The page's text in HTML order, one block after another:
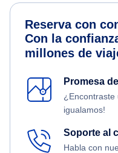
Reserva con
Con la
millones de
Promesa
¿Encontraste
igualamos!
Soporte al
Habla con